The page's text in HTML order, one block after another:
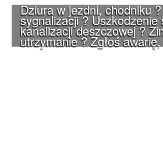
Dziura w jezdni, chodniku
sygnalizacji ? Uszkodzenie
kanalizacji deszczowej ?
utrzymanie ? Zgłoś